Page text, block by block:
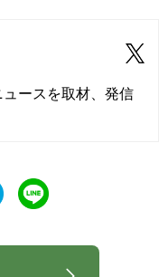
ースを取材、発信